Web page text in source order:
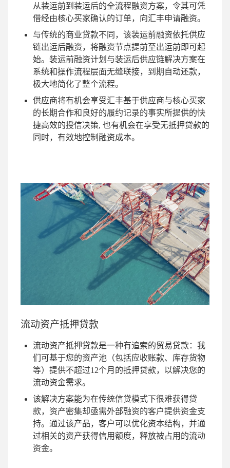
从装运前到装运后的全流程融资方案，令其可凭
借经由核心买家确认的订单，向汇丰申请融资。
与传统的商业贷款不同，该装运前融资依托供应
链出运后融资，将融资节点提前至出运前即可起
始。装运前融资计划与装运后供应链解决方案在
系统和操作流程层面无缝联接，到期自动还款，
极大地简化了整个流程。
供应商将有机会享受汇丰基于供应商与核心买家
的长期合作和良好的履约记录的事实所提供的快
捷高效的授信决策, 也有机会在享受无抵押贷款的
同时，有效地控制融资成本。
流动资产抵押贷款
流动资产抵押贷款是一种有追索的贸易贷款：我
们可基于您的资产池（包括应收账款、库存货物
等）提供不超过12个月的抵押贷款，以解决您的
流动资金需求。
该解决方案能为在传统信贷模式下很难获得贷
款，资产密集却亟需外部融资的客户提供资金支
持。通过该产品，客户可以优化资本结构，并通
过相关的资产获得信用额度，释放被占用的流动
资金。